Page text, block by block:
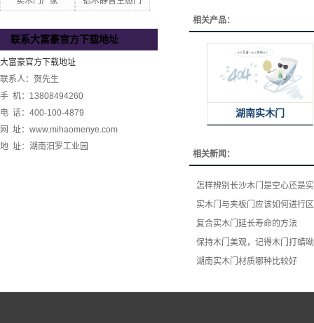
联系大富豪官方下载地址
大富豪官方下载地址
联系人：贺先生
手 机：13808494260
电 话：400-100-4879
网 址：www.mihaomenye.com
地 址：湖南汨罗工业园
相关产品：
湖南实木门
相关新闻：
怎样辨别长沙木门是空心还是
实木门与夹板门应该如何进行
复合实木门延长寿命的方法
保持木门美观，记得木门打蜡呦
湖南实木门材质哪种比较好